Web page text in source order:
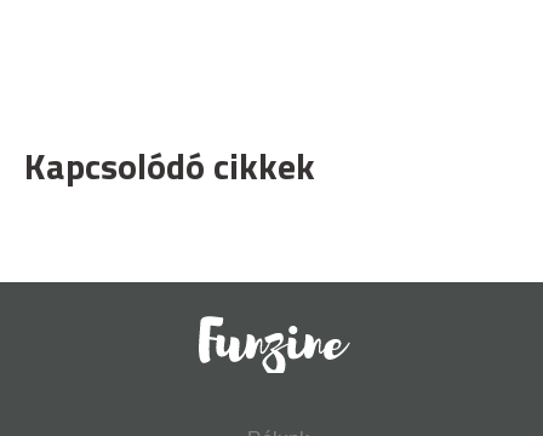
Kapcsolódó cikkek